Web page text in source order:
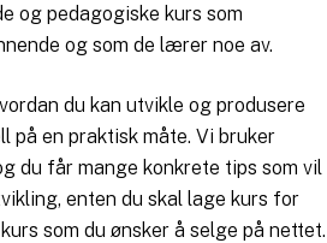
og pedagogiske kurs som
og som de lærer noe av.
du kan utvikle og produsere
en praktisk måte. Vi bruker
du får mange konkrete tips som vil
enten du skal lage kurs for
som du ønsker å selge på nettet.